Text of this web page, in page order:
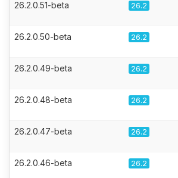
26.2.0.51-beta 26.2
26.2.0.50-beta 26.2
26.2.0.49-beta 26.2
26.2.0.48-beta 26.2
26.2.0.47-beta 26.2
26.2.0.46-beta 26.2